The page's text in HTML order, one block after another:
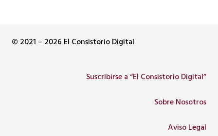
© 2021 – 2026 El Consistorio Digital
Suscribirse a “El Consistorio Digital”
Sobre Nosotros
Aviso Legal